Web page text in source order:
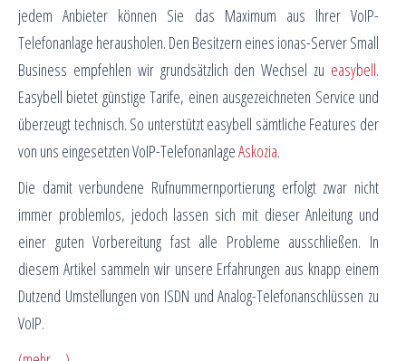
jedem Anbieter können Sie das Maximum aus Ihrer VoIP-
Telefonanlage herausholen. Den Besitzern eines ionas-Server Small
Business empfehlen wir grundsätzlich den Wechsel zu easybell.
Easybell bietet günstige Tarife, einen ausgezeichneten Service und
überzeugt technisch. So unterstützt easybell sämtliche Features der
von uns eingesetzten VoIP-TelefonanlageAskozia.
Die damit verbundene Rufnummernportierung erfolgt zwar nicht
immer problemlos, jedoch lassen sich mit dieser Anleitung und
einer guten Vorbereitung fast alle Probleme ausschließen. In
diesem Artikel sammeln wir unsere Erfahrungen aus knapp einem
Dutzend Umstellungen von ISDN und Analog-Telefonanschlüssen zu
VoIP.